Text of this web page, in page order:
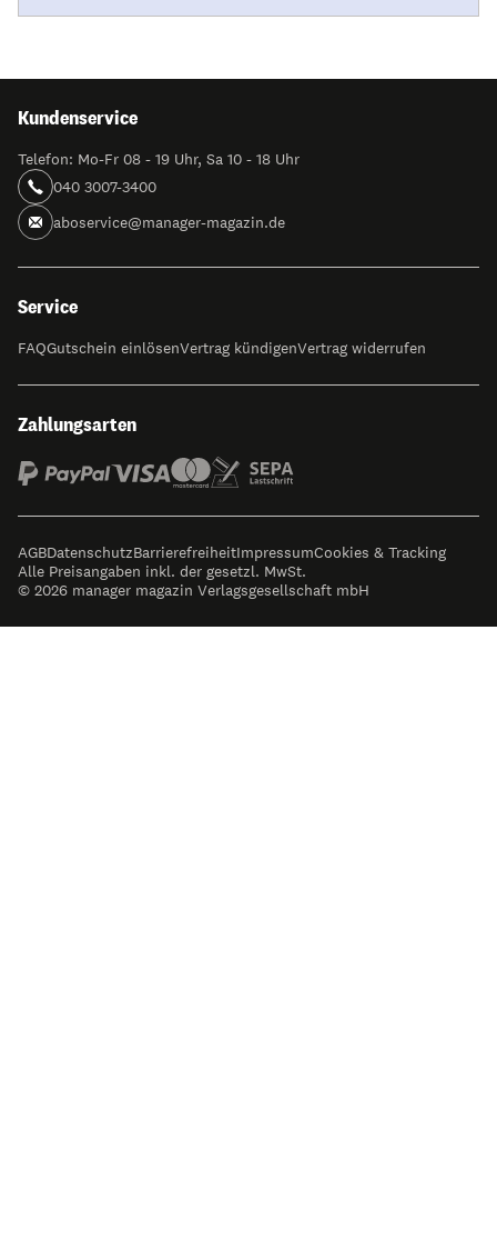
Kundenservice
Telefon: Mo-Fr 08 - 19 Uhr, Sa 10 - 18 Uhr
040 3007-3400
aboservice@manager-magazin.de
Service
FAQGutschein einlösenVertrag kündigenVertrag widerrufen
Zahlungsarten
AGBDatenschutzBarrierefreiheitImpressumCookies & Tracking
Alle Preisangaben inkl. der gesetzl. MwSt.
© 2026 manager magazin Verlagsgesellschaft mbH